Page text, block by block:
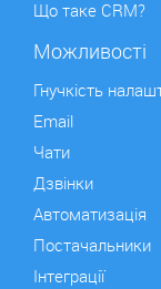
Що таке CRM?
Можливості
Гнучкість
Email
Чати
Дзвінки
Автоматизація
Постачальники
Інтеграції